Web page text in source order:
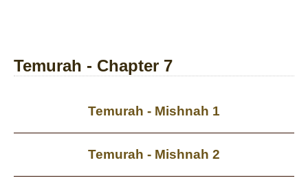
Temurah - Chapter 7
Temurah - Mishnah 1
Temurah - Mishnah 2